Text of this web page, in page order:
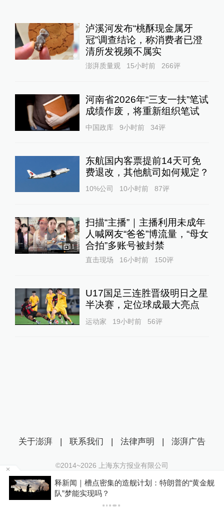
泸溪河发布“桃酥现金属牙
冠”调查结论，称消费者已澄
清所发视频不属实
澎湃质量观 15小时前 266评
河南省2026年“三支一扶”笔试
成绩作废，将重新组织笔试
中国政库 9小时前 34评
东航国内客票提前14天可免
费退改，其他航司如何规定？
10%公司 10小时前 87评
1
扫描“主播”｜主播利用未成年
人喊网友“爸爸”博流量，“母女
合拍”多账号被封禁
直击现场 16小时前 150评
U17国足三连胜晋级明日之星
半决赛，定位球成最大亮点
运动家 19小时前 56评
释新闻｜槽点密集的造舰计划：特朗普的“黄金舰
队”梦能实现吗？
关于澎湃 | 联系我们 | 法律声明 | 澎湃广告
©2014~2026 上海东方报业有限公司
沪ICP证：沪B2-20170116 | 沪ICP备14003370号
互联网新闻信息服务许可证：31120170006
沪公网安备 31010602000299号